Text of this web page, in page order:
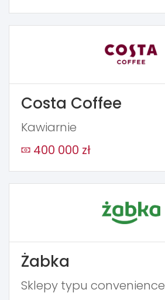
Costa Coffee
Kawiarnie
400 000 zł
Żabka
Sklepy typu convenience